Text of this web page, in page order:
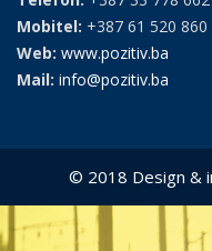
Mobitel: +387 61 520 860
Web: www.pozitiv.ba
Mail: info@pozitiv.ba
© 2018 Design &